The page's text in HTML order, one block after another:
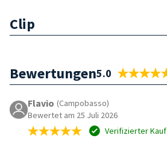
Clip
Bewertungen5.0
Flavio (Campobasso)
Bewertet am 25 Juli 2026
Verifizierter Kauf